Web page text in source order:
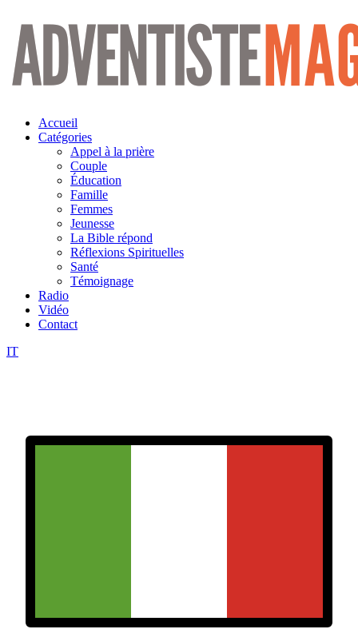
Aller
contenu
Accueil
Catégories
Appel à la prière
Couple
Éducation
Famille
Femmes
Jeunesse
La Bible répond
Réflexions Spirituelles
Santé
Témoignage
Radio
Vidéo
Contact
IT